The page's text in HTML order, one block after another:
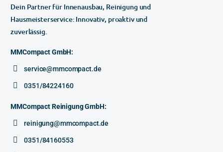
Dein Partner für Innenausbau, Reinigung und
Hausmeisterservice: Innovativ, proaktiv und
zuverlässig.
MMCompact GmbH:
service@mmcompact.de
0351/84224160
MMCompact Reinigung GmbH:
reinigung@mmcompact.de
0351/84160553